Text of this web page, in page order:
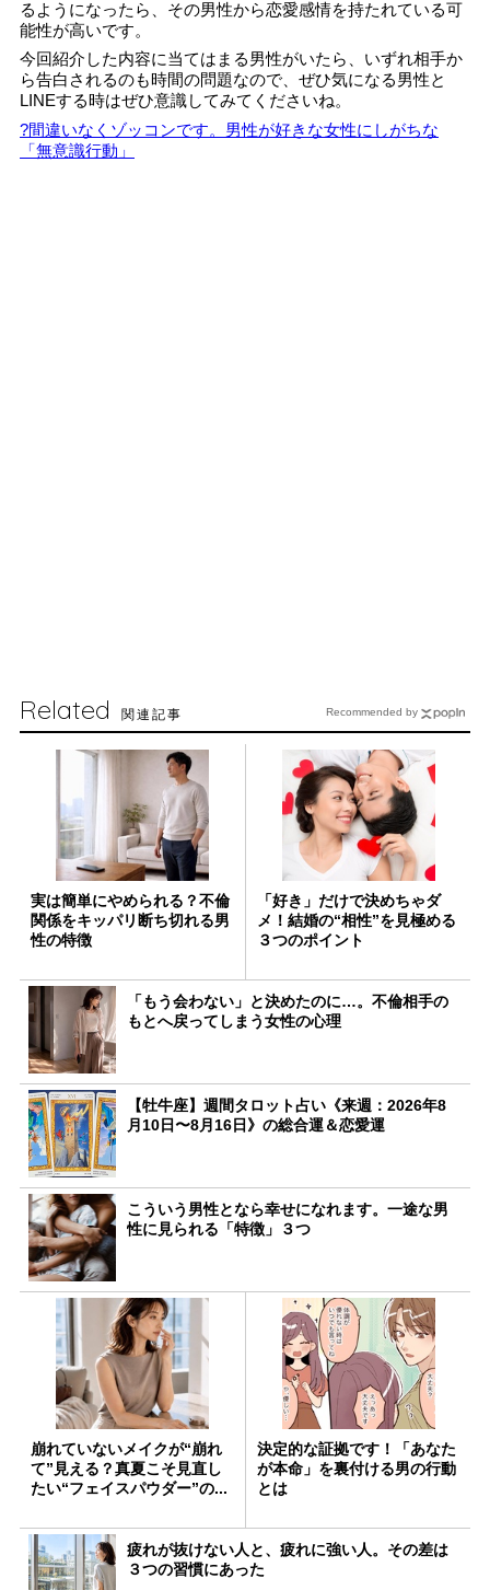
るようになったら、その男性から恋愛感情を持たれている可
能性が高いです。
今回紹介した内容に当てはまる男性がいたら、いずれ相手か
ら告白されるのも時間の問題なので、ぜひ気になる男性と
LINEする時はぜひ意識してみてくださいね。
?間違いなくゾッコンです。男性が好きな女性にしがちな
「無意識行動」
Related 関連記事
実は簡単にやめられる？不倫
関係をキッパリ断ち切れる男
性の特徴
「好き」だけで決めちゃダ
メ！結婚の“相性”を見極める
３つのポイント
「もう会わない」と決めたのに…。不倫相手の
もとへ戻ってしまう女性の心理
【牡牛座】週間タロット占い《来週：2026年8
月10日〜8月16日》の総合運＆恋愛運
こういう男性となら幸せになれます。一途な男
性に見られる「特徴」３つ
崩れていないメイクが“崩れ
て”見える？真夏こそ見直し
たい“フェイスパウダー”の...
決定的な証拠です！「あなた
が本命」を裏付ける男の行動
とは
疲れが抜けない人と、疲れに強い人。その差は
３つの習慣にあった
Recommended by